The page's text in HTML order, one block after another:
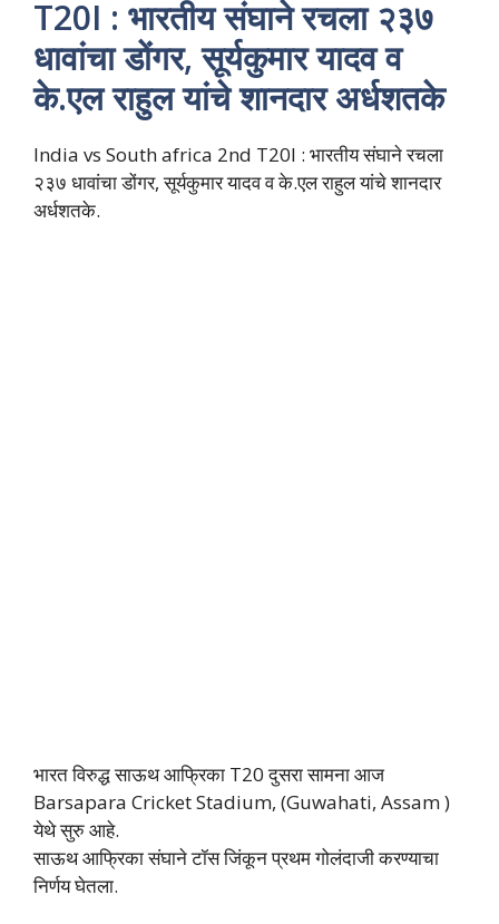
T20I : भारतीय संघाने रचला २३७
धावांचा डोंगर, सूर्यकुमार यादव व
के.एल राहुल यांचे शानदार अर्धशतके
India vs South africa 2nd T20I : भारतीय संघाने रचला
२३७ धावांचा डोंगर, सूर्यकुमार यादव व के.एल राहुल यांचे शानदार
अर्धशतके.
भारत विरुद्ध साऊथ आफ्रिका T20 दुसरा सामना आज
Barsapara Cricket Stadium, (Guwahati, Assam )
येथे सुरु आहे.
साऊथ आफ्रिका संघाने टॉस जिंकून प्रथम गोलंदाजी करण्याचा
निर्णय घेतला.